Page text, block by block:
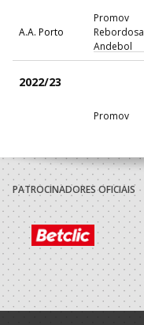
A.A. Porto
Promov
Rebordosa
Andebol
2022/23
Promov
2021/22
A.A. Porto
Promov
Rebordosa
Andebol
2020/21
Promov
PATROCINADORES OFICIAIS